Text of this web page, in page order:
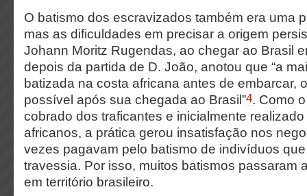
O batismo dos escravizados também era uma
mas as dificuldades em precisar a origem
Johann Moritz Rugendas, ao chegar ao Brasil
depois da partida de D. João, anotou que “a
batizada na costa africana antes de embarcar,
possível após sua chegada ao Brasil”4. Como
cobrado dos traficantes e inicialmente
africanos, a prática gerou insatisfação nos
vezes pagavam pelo batismo de indivíduos
travessia. Por isso, muitos batismos passaram
em território brasileiro.